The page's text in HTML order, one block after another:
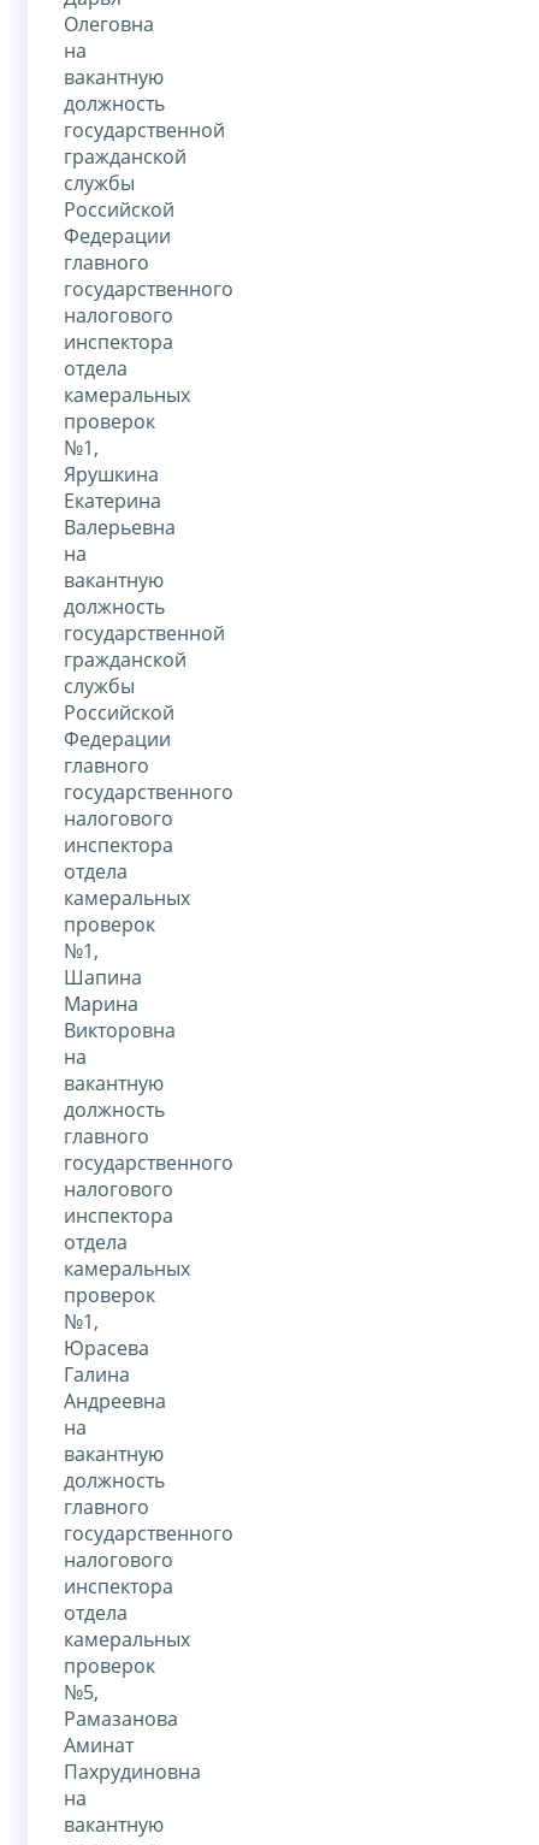
Олеговна
на
вакантную
должность
государственной
гражданской
службы
Российской
Федерации
главного
государственного
налогового
инспектора
отдела
камеральных
проверок
№1,
Ярушкина
Екатерина
Валерьевна
на
вакантную
должность
государственной
гражданской
службы
Российской
Федерации
главного
государственного
налогового
инспектора
отдела
камеральных
проверок
№1,
Шапина
Марина
Викторовна
на
вакантную
должность
главного
государственного
налогового
инспектора
отдела
камеральных
проверок
№1,
Юрасева
Галина
Андреевна
на
вакантную
должность
главного
государственного
налогового
инспектора
отдела
камеральных
проверок
№5,
Рамазанова
Аминат
Пахрудиновна
на
вакантную